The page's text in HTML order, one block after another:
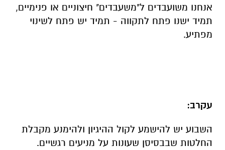
אנחנו משועבדים ל"משעבדים" חיצוניים או פנימיים,
תמיד ישנו פתח לתקווה - תמיד יש פתח לשינוי
מפתיע.
עקרב:
השבוע יש להישמע לקול ההיגיון ולהימנע מקבלת
החלטות שבבסיסן שעונות על מניעים רגשיים.